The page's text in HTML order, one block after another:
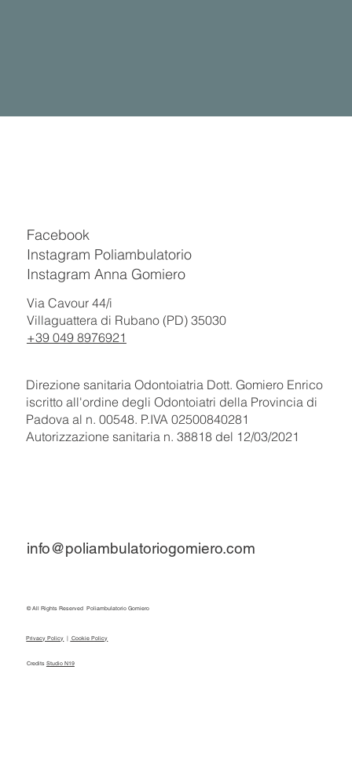
Facebook
Instagram Poliambulatorio
Instagram Anna Gomiero
Via Cavour 44/i
Villaguattera di Rubano (PD) 35030
+39 049 8976921
Direzione sanitaria Odontoiatria Dott. Gomiero Enrico
iscritto all'ordine degli Odontoiatri della Provincia di
Padova al n. 00548. P.IVA 02500840281
Autorizzazione sanitaria n. 38818 del 12/03/2021
info@poliambulatoriogomiero.com
© All Rights Reserved Poliambulatorio Gomiero
Privacy Policy Cookie Policy
Credits Studio N19